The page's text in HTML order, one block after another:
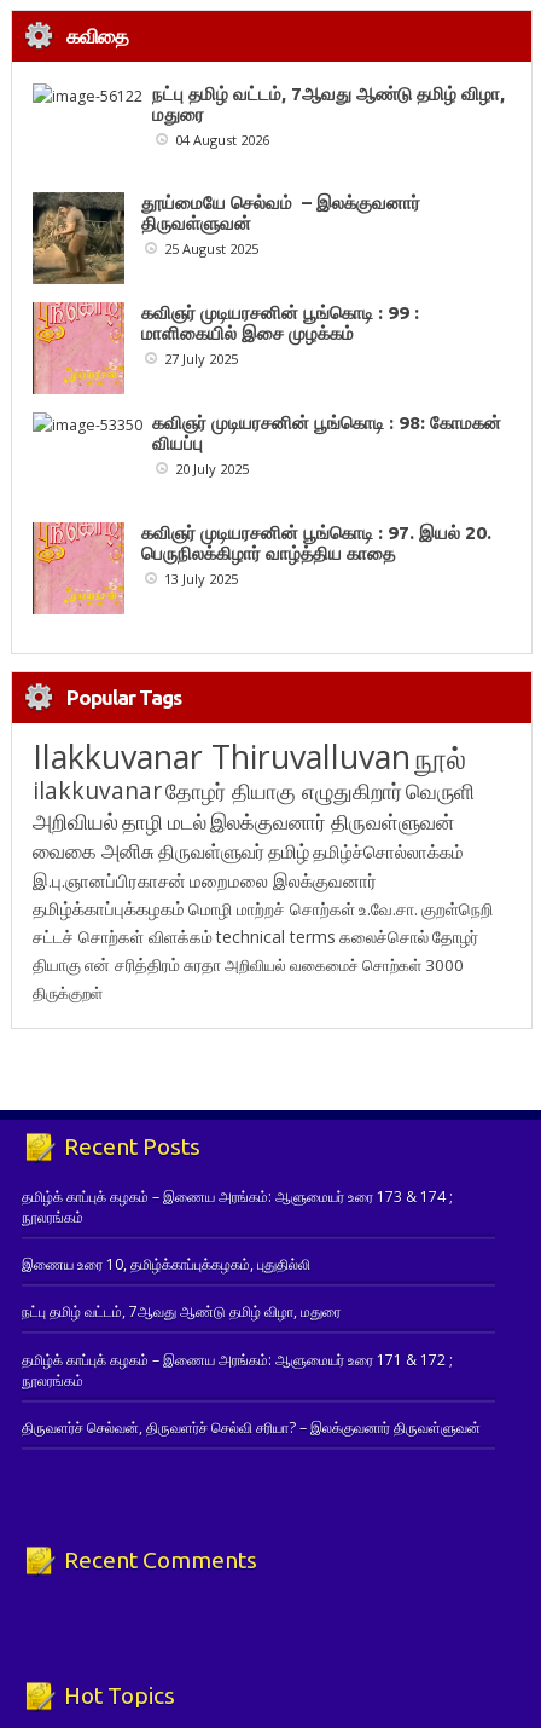
கவிதை
நட்பு தமிழ் வட்டம், 7ஆவது ஆண்டு தமிழ் விழா,
மதுரை
04 August 2026
தூய்மையே செல்வம் – இலக்குவனார்
திருவள்ளுவன்
25 August 2025
கவிஞர் முடியரசனின் பூங்கொடி : 99 :
மாளிகையில் இசை முழக்கம்
27 July 2025
கவிஞர் முடியரசனின் பூங்கொடி : 98: கோமகன்
வியப்பு
20 July 2025
கவிஞர் முடியரசனின் பூங்கொடி : 97. இயல் 20.
பெருநிலக்கிழார் வாழ்த்திய காதை
13 July 2025
Popular Tags
Ilakkuvanar Thiruvalluvanநூல்
ilakkuvanarதோழர் தியாகு எழுதுகிறார்வெருளி
அறிவியல்தாழி மடல்இலக்குவனார் திருவள்ளுவன்
வைகை அனிசுதிருவள்ளுவர்தமிழ்தமிழ்ச்சொல்லாக்கம்
இ.பு.ஞானப்பிரகாசன் மறைமலை இலக்குவனார்
தமிழ்க்காப்புக்கழகம் மொழி மாற்றச் சொற்கள்உ.வே.சா. குறள்நெறி
சட்டச் சொற்கள் விளக்கம்technical terms கலைச்சொல்தோழர்
தியாகுஎன் சரித்திரம்சுரதாஅறிவியல் வகைமைச் சொற்கள் 3000
திருக்குறள்
Recent Posts
தமிழ்க் காப்புக் கழகம் – இணைய அரங்கம்: ஆளுமையர் உரை 173 & 174 ;
நூலரங்கம்
இணைய உரை 10, தமிழ்க்காப்புக்கழகம், புதுதில்லி
நட்பு தமிழ் வட்டம், 7ஆவது ஆண்டு தமிழ் விழா, மதுரை
தமிழ்க் காப்புக் கழகம் – இணைய அரங்கம்: ஆளுமையர் உரை 171 & 172 ;
நூலரங்கம்
திருவளர்ச் செல்வன், திருவளர்ச் செல்வி சரியா? – இலக்குவனார் திருவள்ளுவன்
Recent Comments
Hot Topics